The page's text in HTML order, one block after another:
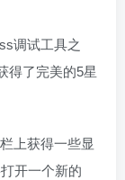
调试工具之
得了完美的5星
上获得一些显
开一个新的